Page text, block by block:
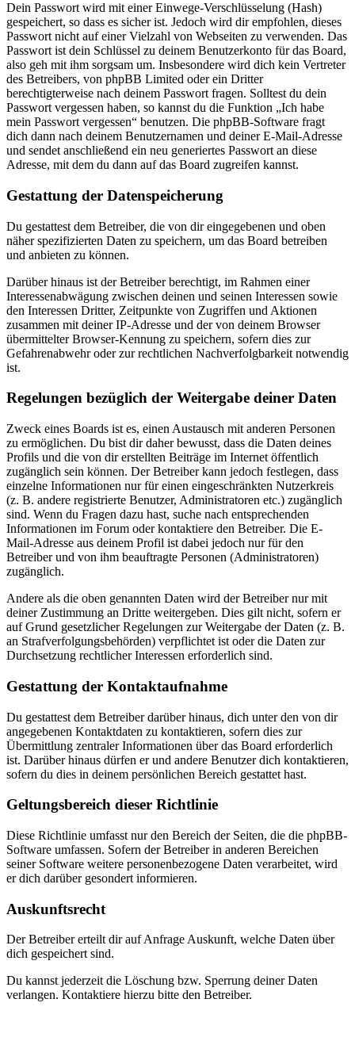
Dein Passwort wird mit einer Einwege-Verschlüsselung (Hash)
gespeichert, so dass es sicher ist. Jedoch wird dir empfohlen, dieses
Passwort nicht auf einer Vielzahl von Webseiten zu verwenden. Das
Passwort ist dein Schlüssel zu deinem Benutzerkonto für das Board,
also geh mit ihm sorgsam um. Insbesondere wird dich kein Vertreter
des Betreibers, von phpBB Limited oder ein Dritter
berechtigterweise nach deinem Passwort fragen. Solltest du dein
Passwort vergessen haben, so kannst du die Funktion „Ich habe
mein Passwort vergessen“ benutzen. Die phpBB-Software fragt
dich dann nach deinem Benutzernamen und deiner E-Mail-Adresse
und sendet anschließend ein neu generiertes Passwort an diese
Adresse, mit dem du dann auf das Board zugreifen kannst.
Gestattung der Datenspeicherung
Du gestattest dem Betreiber, die von dir eingegebenen und oben
näher spezifizierten Daten zu speichern, um das Board betreiben
und anbieten zu können.
Darüber hinaus ist der Betreiber berechtigt, im Rahmen einer
Interessenabwägung zwischen deinen und seinen Interessen sowie
den Interessen Dritter, Zeitpunkte von Zugriffen und Aktionen
zusammen mit deiner IP-Adresse und der von deinem Browser
übermittelter Browser-Kennung zu speichern, sofern dies zur
Gefahrenabwehr oder zur rechtlichen Nachverfolgbarkeit notwendig
ist.
Regelungen bezüglich der Weitergabe deiner Daten
Zweck eines Boards ist es, einen Austausch mit anderen Personen
zu ermöglichen. Du bist dir daher bewusst, dass die Daten deines
Profils und die von dir erstellten Beiträge im Internet öffentlich
zugänglich sein können. Der Betreiber kann jedoch festlegen, dass
einzelne Informationen nur für einen eingeschränkten Nutzerkreis
(z. B. andere registrierte Benutzer, Administratoren etc.) zugänglich
sind. Wenn du Fragen dazu hast, suche nach entsprechenden
Informationen im Forum oder kontaktiere den Betreiber. Die E-
Mail-Adresse aus deinem Profil ist dabei jedoch nur für den
Betreiber und von ihm beauftragte Personen (Administratoren)
zugänglich.
Andere als die oben genannten Daten wird der Betreiber nur mit
deiner Zustimmung an Dritte weitergeben. Dies gilt nicht, sofern er
auf Grund gesetzlicher Regelungen zur Weitergabe der Daten (z. B.
an Strafverfolgungsbehörden) verpflichtet ist oder die Daten zur
Durchsetzung rechtlicher Interessen erforderlich sind.
Gestattung der Kontaktaufnahme
Du gestattest dem Betreiber darüber hinaus, dich unter den von dir
angegebenen Kontaktdaten zu kontaktieren, sofern dies zur
Übermittlung zentraler Informationen über das Board erforderlich
ist. Darüber hinaus dürfen er und andere Benutzer dich kontaktieren,
sofern du dies in deinem persönlichen Bereich gestattet hast.
Geltungsbereich dieser Richtlinie
Diese Richtlinie umfasst nur den Bereich der Seiten, die die phpBB-
Software umfassen. Sofern der Betreiber in anderen Bereichen
seiner Software weitere personenbezogene Daten verarbeitet, wird
er dich darüber gesondert informieren.
Auskunftsrecht
Der Betreiber erteilt dir auf Anfrage Auskunft, welche Daten über
dich gespeichert sind.
Du kannst jederzeit die Löschung bzw. Sperrung deiner Daten
verlangen. Kontaktiere hierzu bitte den Betreiber.